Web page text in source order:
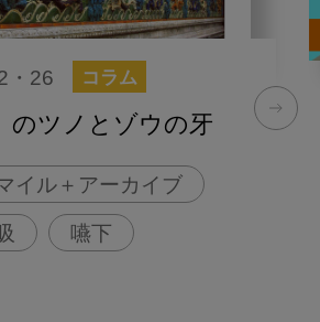
・26 コラム
のツノとゾウの牙
イル＋アーカイブ
嚥下